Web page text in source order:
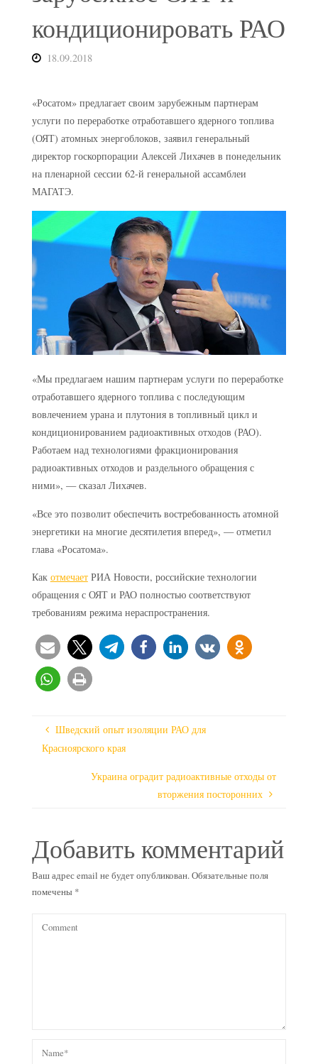
кондиционировать РАО
18.09.2018
«Росатом» предлагает своим зарубежным партнерам
услуги по переработке отработавшего ядерного топлива
(ОЯТ) атомных энергоблоков, заявил генеральный
директор госкорпорации Алексей Лихачев в понедельник
на пленарной сессии 62-й генеральной ассамблеи
МАГАТЭ.
«Мы предлагаем нашим партнерам услуги по переработке
отработавшего ядерного топлива с последующим
вовлечением урана и плутония в топливный цикл и
кондиционированием радиоактивных отходов (РАО).
Работаем над технологиями фракционирования
радиоактивных отходов и раздельного обращения с
ними», — сказал Лихачев.
«Все это позволит обеспечить востребованность атомной
энергетики на многие десятилетия вперед», — отметил
глава «Росатома».
Как отмечаетРИА Новости, российские технологии
обращения с ОЯТ и РАО полностью соответствуют
требованиям режима нераспространения.
Шведский опыт изоляции РАО для
Красноярского края
Украина оградит радиоактивные отходы от
вторжения посторонних
Добавить комментарий
Ваш адрес email не будет опубликован.Обязательные поля
помечены *